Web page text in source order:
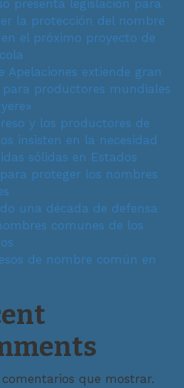
presenta legislación para
la protección del nombre
el próximo proyecto de
Apelaciones extiende gran
productores mundiales
y los productores de
insisten en la necesidad
sólidas en Estados
proteger los nombres
una década de defensa
comunes de los
de nombre común en
que mostrar.